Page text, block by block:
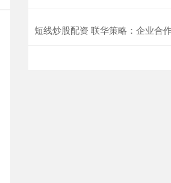
短线炒股配资 联华策略：企业合